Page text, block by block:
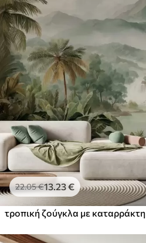
22.05€13.23€
τροπική ζούγκλα με καταρράκτη